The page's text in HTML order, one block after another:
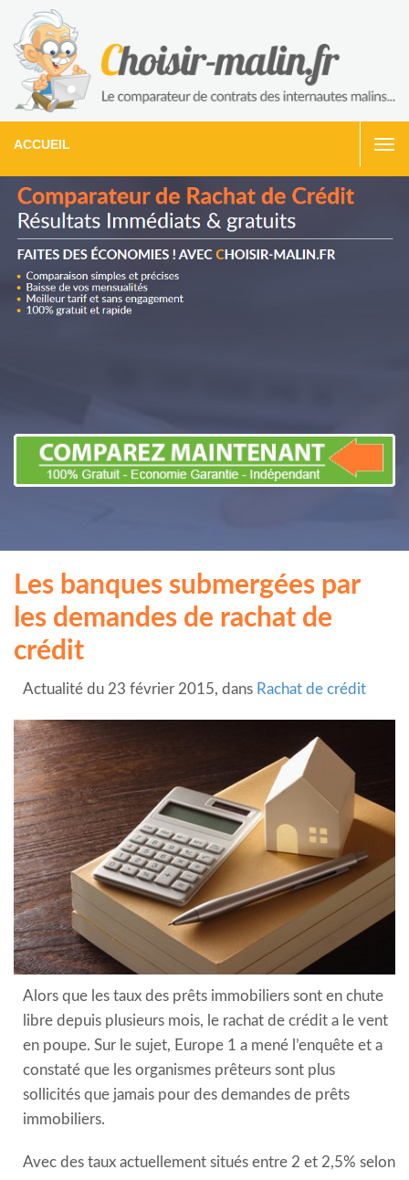
ACCUEIL
Les banques submergées par
les demandes de rachat de
crédit
Actualité du 23 février 2015, dans Rachat de crédit
Alors que les taux des prêts immobiliers sont en chute
libre depuis plusieurs mois, le rachat de crédit a le vent
en poupe. Sur le sujet, Europe 1 a mené l’enquête et a
constaté que les organismes prêteurs sont plus
sollicités que jamais pour des demandes de prêts
immobiliers.
Avec des taux actuellement situés entre 2 et 2,5% selon